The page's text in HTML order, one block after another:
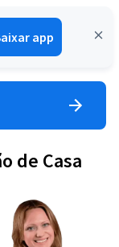
app
Entrar
de Casa